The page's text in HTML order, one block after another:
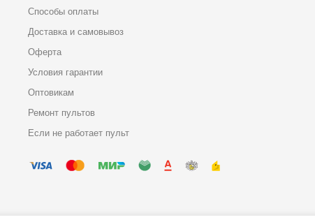
Способы оплаты
Доставка и самовывоз
Оферта
Условия гарантии
Оптовикам
Ремонт пультов
Если не работает пульт